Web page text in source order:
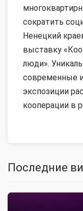
сократить
Ненецкий
выставку
люди».
современные
экспозиции
кооперации в
Последние